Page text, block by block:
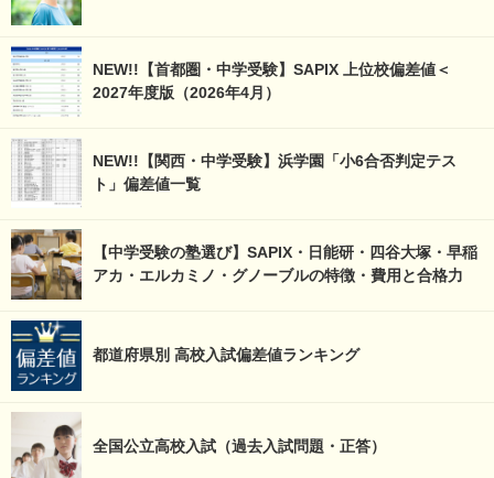
NEW!!【首都圏・中学受験】SAPIX 上位校偏差値＜
2027年度版（2026年4月）
NEW!!【関西・中学受験】浜学園「小6合否判定テス
ト」偏差値一覧
【中学受験の塾選び】SAPIX・日能研・四谷大塚・早稲
アカ・エルカミノ・グノーブルの特徴・費用と合格力
都道府県別 高校入試偏差値ランキング
全国公立高校入試（過去入試問題・正答）